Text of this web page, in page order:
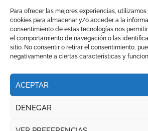
Para ofrecer las mejores experiencias,
cookies para almacenar y/o acceder a la
consentimiento de estas tecnologías nos
el comportamiento de navegación o las
sitio. No consentir o retirar el consentimiento,
negativamente a ciertas características y
ACEPTAR
DENEGAR
Copyright © Todos los